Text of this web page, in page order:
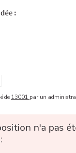
:
de la catégorie :
pour le secteur :
de 13001 par un
n'a pas